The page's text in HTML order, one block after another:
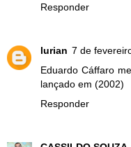
Responder
lurian 7 de
Eduardo Cáffaro
lançado em (2002)
Responder